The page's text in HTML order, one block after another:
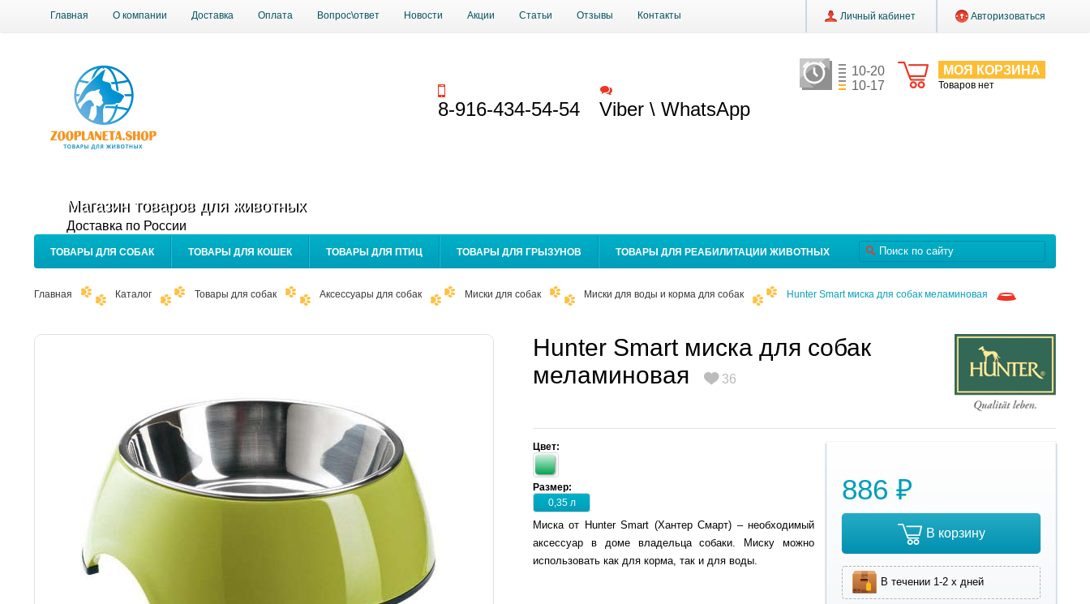
Главная О компании Доставка Оплата Вопрос\ответ Новости Акции Статьи Отзывы Контакты Личный кабинет Авторизоваться
МОЯ КОРЗИНА
Товаров нет
10-20
10-17
Магазин товаров для животных
Доставка по России
8-916-434-54-54 Viber \ WhatsApp
ТОВАРЫ ДЛЯ СОБАК ТОВАРЫ ДЛЯ КОШЕК ТОВАРЫ ДЛЯ ПТИЦ ТОВАРЫ ДЛЯ ГРЫЗУНОВ ТОВАРЫ ДЛЯ РЕАБИЛИТАЦИИ ЖИВОТНЫХ
Главная Каталог Товары для собак Аксессуары для собак Миски для собак Миски для воды и корма для собак Hunter Smart миска для собак меламиновая
Hunter Smart миска для собак
меламиновая
36
Цвет:
Размер:
0,35 л
886 ₽
В корзину
В течении 1-2 х дней
Миска от Hunter Smart (Хантер Смарт) – необходимый
аксессуар в доме владельца собаки. Миску можно
использовать как для корма, так и для воды.